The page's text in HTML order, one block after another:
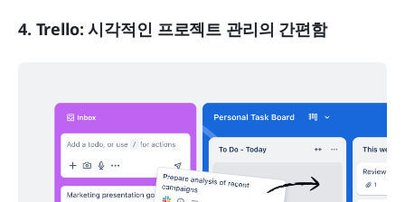
4. Trello: 시각적인 프로젝트 관리의 간편함